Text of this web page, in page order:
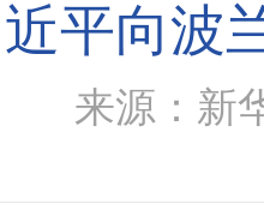
平向波
来源：新